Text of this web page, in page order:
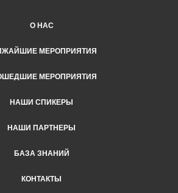
О НАС
МЕРОПРИЯТИЯ
МЕРОПРИЯТИЯ
НАШИ СПИКЕРЫ
НАШИ ПАРТНЕРЫ
БАЗА ЗНАНИЙ
КОНТАКТЫ